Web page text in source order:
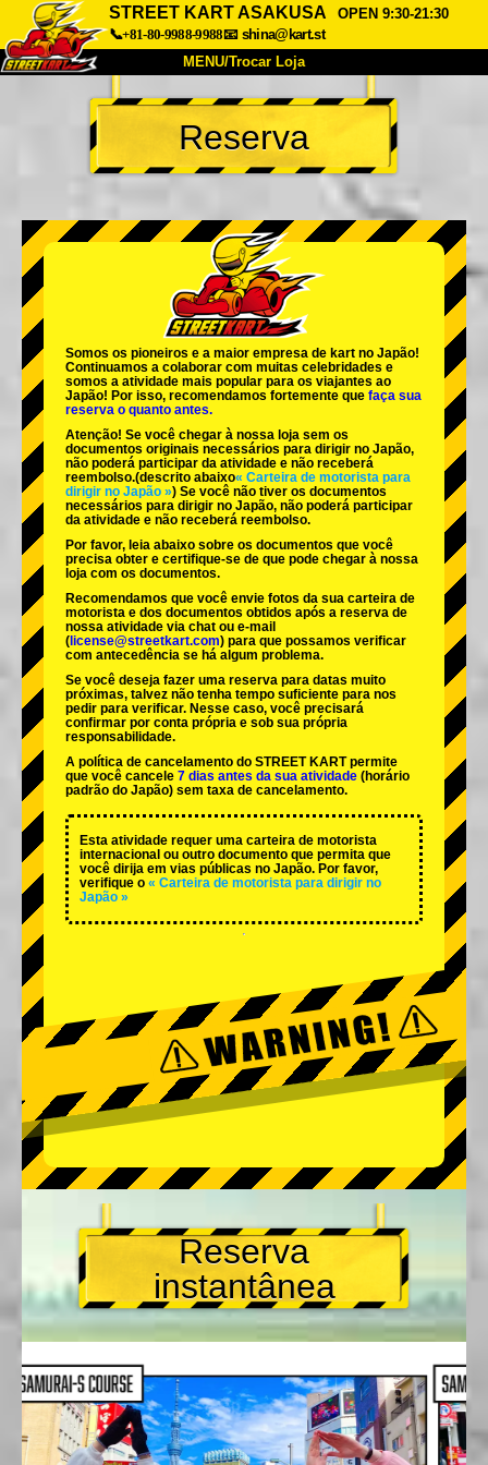
STREET KART ASAKUSA
OPEN 9:30-21:30
📞+81-80-9988-9988📧 shina@kart.st
MENU/Trocar Loja
INÍCIO
Sobre Especificações Preços
Empresa Reserva
Trocar Loja
Tokyo Shinagawa Tokyo Akihabara#1
Tokyo Akihabara#2
Tokyo Shibuya Annex Tokyo Bay
Tokyo Asakusa Osaka
Okinawa
Reserva
Somos os pioneiros e a maior empresa de kart no Japão!
Continuamos a colaborar com muitas celebridades e
somos a atividade mais popular para os viajantes ao
Japão! Por isso, recomendamos fortemente que faça sua
reserva o quanto antes.
Atenção! Se você chegar à nossa loja sem os
documentos originais necessários para dirigir no Japão,
não poderá participar da atividade e não receberá
reembolso.(descrito abaixo« Carteira de motorista para
dirigir no Japão ») Se você não tiver os documentos
necessários para dirigir no Japão, não poderá participar
da atividade e não receberá reembolso.
Por favor, leia abaixo sobre os documentos que você
precisa obter e certifique-se de que pode chegar à nossa
loja com os documentos.
Recomendamos que você envie fotos da sua carteira de
motorista e dos documentos obtidos após a reserva de
nossa atividade via chat ou e-mail
( license@streetkart.com) para que possamos verificar
com antecedência se há algum problema.
Se você deseja fazer uma reserva para datas muito
próximas, talvez não tenha tempo suficiente para nos
pedir para verificar. Nesse caso, você precisará
confirmar por conta própria e sob sua própria
responsabilidade.
A política de cancelamento do STREET KART permite
que você cancele 7 dias antes da sua atividade (horário
padrão do Japão) sem taxa de cancelamento.
Esta atividade requer uma carteira de motorista
internacional ou outro documento que permita que
você dirija em vias públicas no Japão. Por favor,
verifique o « Carteira de motorista para dirigir no
Japão »
Reserva
instantânea